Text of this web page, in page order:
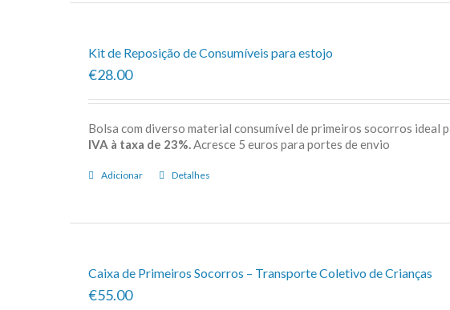
Kit de Reposição de Consumíveis para estojo
€28.00
Bolsa com diverso material consumível de primeiros socorros ideal
IVA à taxa de 23%. Acresce 5 euros para portes de envio
Adicionar Detalhes
Caixa de Primeiros Socorros – Transporte Coletivo de Crianças
€55.00